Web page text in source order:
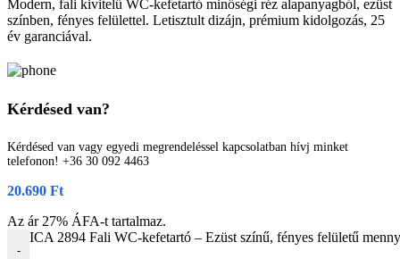
Modern, fali kivitelű WC-kefetartó minőségi réz alapanyagból, ezüst
színben, fényes felülettel. Letisztult dizájn, prémium kidolgozás, 25
év garanciával.
Kérdésed van?
Kérdésed van vagy egyedi megrendeléssel kapcsolatban hívj minket
telefonon! +36 30 092 4463
20.690 Ft
Az ár 27% ÁFA-t tartalmaz.
-
ICA 2894 Fali WC-kefetartó – Ezüst színű, fényes felületű